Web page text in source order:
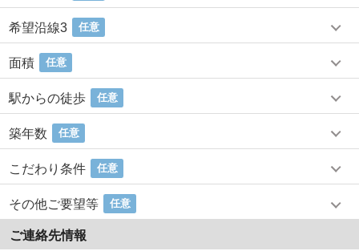
希望沿線3 任意
面積 任意
駅からの徒歩 任意
築年数 任意
こだわり条件 任意
その他ご要望等 任意
ご連絡先情報